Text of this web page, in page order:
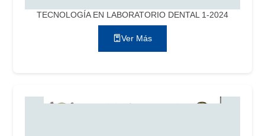
TECNOLOGÍA EN LABORATORIO DENTAL 1-2024
Ver Más